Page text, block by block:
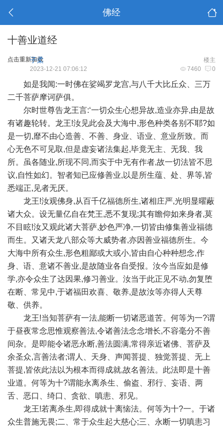
佛经
十善业道经
点击重新加载 楼主
子柔
7460 0
2023-12-21 07:06:12
如是我闻:一时佛在娑竭罗龙宫,与八千大比丘众、三万
二千菩萨摩诃萨俱。
尔时世尊告龙王言:‘一切众生心想异故,造业亦异,由是故
有诸趣轮转。龙王!汝见此会及大海中,形色种类各别不耶?如
是一切,靡不由心造善、不善、身业、语业、意业所致。而
心无色不可见取,但是虚妄诸法集起,毕竟无主、无我、我
所。虽各随业,所现不同,而实于中无有作者,故一切法皆不思
议,自性如幻。智者知已应修善业,以是所生蕴、处、界等,皆
悉端正,见者无厌。
龙王!汝观佛身,从百千亿福德所生,诸相庄严,光明显曜蔽
诸大众。设无量亿自在梵王,悉不复现;其有瞻仰如来身者,莫
不目眩!汝又观此诸大菩萨,妙色严净,一切皆由修集善业福德
而生。又诸天龙八部众等大威势者,亦因善业福德所生。今
大海中所有众生,形色粗鄙或大或小,皆由自心种种想念,作
身、语、意诸不善业,是故随业各自受报。汝今当应如是修
学,亦令众生了达因果,修习善业。汝当于此正见不动,勿复堕
在断、常见中,于诸福田欢喜、敬养,是故汝等亦得人天尊
敬、供养。
龙王!当知菩萨有一法,能断一切诸恶道苦。何等为一?谓
于昼夜常念思惟观察善法,令诸善法念念增长,不容毫分不善
间杂。是即能令诸恶永断,善法圆满,常得亲近诸佛、菩萨及
余圣众,言善法者;谓人、天身、声闻菩提、独觉菩提、无上
菩提,皆依此法以为根本而得成就,故名善法。此法即是十善
业道。何等为十?谓能永离杀生、偷盗、邪行、妄语、两
舌、恶口、绮口、贪欲、嗔恚、邪见。
龙王!若离杀生,即得成就十离恼法。何等为十?一。于诸
众生普施无畏;二、常于众生起大慈心;三、永断一切嗔恚习